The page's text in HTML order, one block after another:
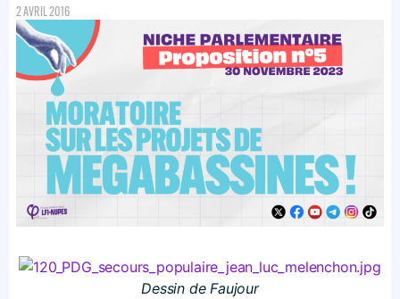
2 AVRIL 2016
Dessin de Faujour